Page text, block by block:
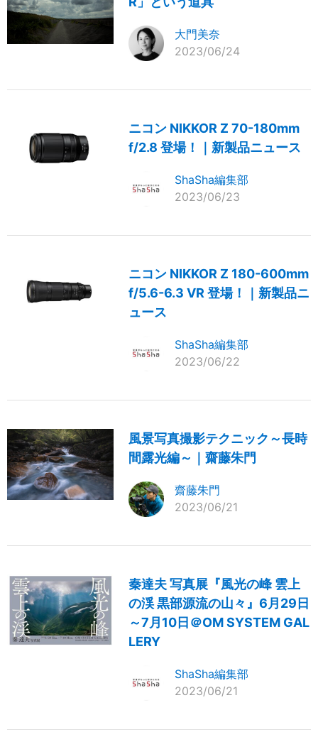
大門美奈
2023/06/24
ニコン NIKKOR Z 70-180mm
f/2.8 登場！｜新製品ニュース
ShaSha編集部
2023/06/23
ニコン NIKKOR Z 180-600mm
f/5.6-6.3 VR 登場！｜新製品ニ
ュース
ShaSha編集部
2023/06/22
風景写真撮影テクニック～長時
間露光編～｜齋藤朱門
齋藤朱門
2023/06/21
秦達夫 写真展『風光の峰 雲上
の渓 黒部源流の山々』6月29日
～7月10日＠OM SYSTEM GAL
LERY
ShaSha編集部
2023/06/21